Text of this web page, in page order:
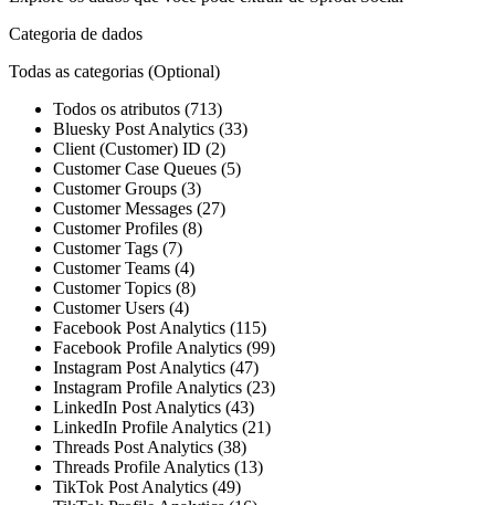
Categoria de dados
Todas as categorias (Optional)
Todos os atributos (713)
Bluesky Post Analytics (33)
Client (Customer) ID (2)
Customer Case Queues (5)
Customer Groups (3)
Customer Messages (27)
Customer Profiles (8)
Customer Tags (7)
Customer Teams (4)
Customer Topics (8)
Customer Users (4)
Facebook Post Analytics (115)
Facebook Profile Analytics (99)
Instagram Post Analytics (47)
Instagram Profile Analytics (23)
LinkedIn Post Analytics (43)
LinkedIn Profile Analytics (21)
Threads Post Analytics (38)
Threads Profile Analytics (13)
TikTok Post Analytics (49)